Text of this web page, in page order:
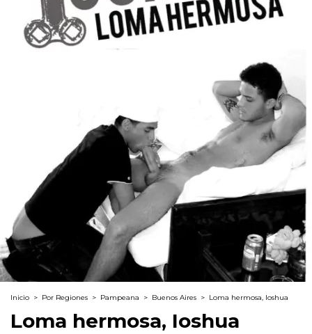
Inicio > Por Regiones > Pampeana > Buenos Aires > Loma hermosa, Ioshua
Loma hermosa, Ioshua